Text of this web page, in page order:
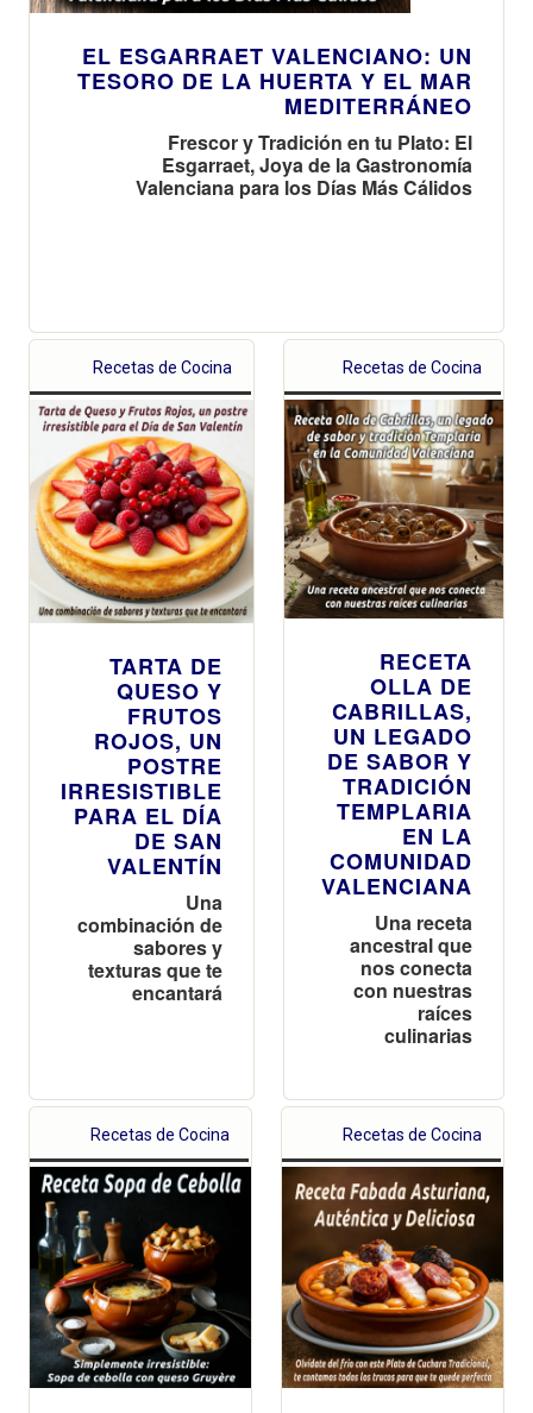
EL ESGARRAET VALENCIANO: UN
TESORO DE LA HUERTA Y EL MAR
MEDITERRÁNEO
Frescor y Tradición en tu Plato: El
Esgarraet, Joya de la Gastronomía
Valenciana para los Días Más Cálidos
Recetas de Cocina
TARTA DE
QUESO Y
FRUTOS
ROJOS, UN
POSTRE
IRRESISTIBLE
PARA EL DÍA
DE SAN
VALENTÍN
Una
combinación de
sabores y
texturas que te
encantará
Recetas de Cocina
RECETA
OLLA DE
CABRILLAS,
UN LEGADO
DE SABOR Y
TRADICIÓN
TEMPLARIA
EN LA
COMUNIDAD
VALENCIANA
Una receta
ancestral que
nos conecta
con nuestras
raíces
culinarias
Recetas de Cocina Recetas de Cocina